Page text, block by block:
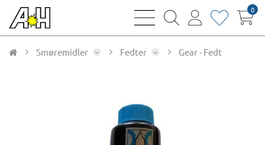
bars
magnifying
user
heart0
Smøremidler Fedter Gear - Fedt